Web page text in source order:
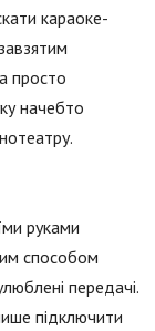
караоке-
просто
начебто
руками
способом
передачі.
підключити